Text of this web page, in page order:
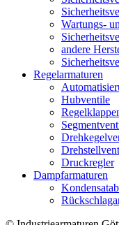
Wartungs-
andere
Regelarmaturen
Hubventile
Druckregler
Dampfarmaturen